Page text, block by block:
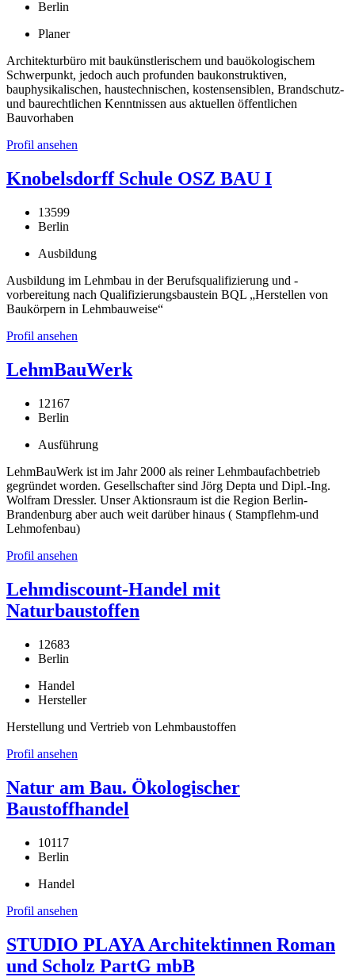
Berlin
Planer
Architekturbüro mit baukünstlerischem und bauökologischem
Schwerpunkt, jedoch auch profunden baukonstruktiven,
bauphysikalischen, haustechnischen, kostensensiblen, Brandschutz-
und baurechtlichen Kenntnissen aus aktuellen öffentlichen
Bauvorhaben
Profil ansehen
Knobelsdorff Schule OSZ BAU I
13599
Berlin
Ausbildung
Ausbildung im Lehmbau in der Berufsqualifizierung und -
vorbereitung nach Qualifizierungsbaustein BQL „Herstellen von
Baukörpern in Lehmbauweise“
Profil ansehen
LehmBauWerk
12167
Berlin
Ausführung
LehmBauWerk ist im Jahr 2000 als reiner Lehmbaufachbetrieb
gegründet worden. Gesellschafter sind Jörg Depta und Dipl.-Ing.
Wolfram Dressler. Unser Aktionsraum ist die Region Berlin-
Brandenburg aber auch weit darüber hinaus ( Stampflehm-und
Lehmofenbau)
Profil ansehen
Lehmdiscount-Handel mit
Naturbaustoffen
12683
Berlin
Handel
Hersteller
Herstellung und Vertrieb von Lehmbaustoffen
Profil ansehen
Natur am Bau. Ökologischer
Baustoffhandel
10117
Berlin
Handel
Profil ansehen
STUDIO PLAYA Architektinnen Roman
und Scholz PartG mbB